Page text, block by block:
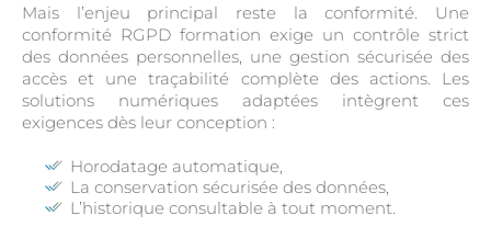
Mais l’enjeu principal reste la conformité. Une
conformité RGPD formation exige un contrôle strict
des données personnelles, une gestion sécurisée des
accès et une traçabilité complète des actions. Les
solutions numériques adaptées intègrent ces
exigences dès leur conception :
Horodatage automatique,
La conservation sécurisée des données,
L’historique consultable à tout moment.